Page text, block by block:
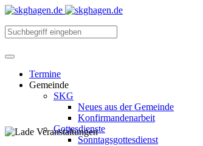
Termine
Gemeinde
SKG
Neues aus der Gemeinde
Konfirmandenarbeit
Gottesdienste
Sonntagsgottesdienst